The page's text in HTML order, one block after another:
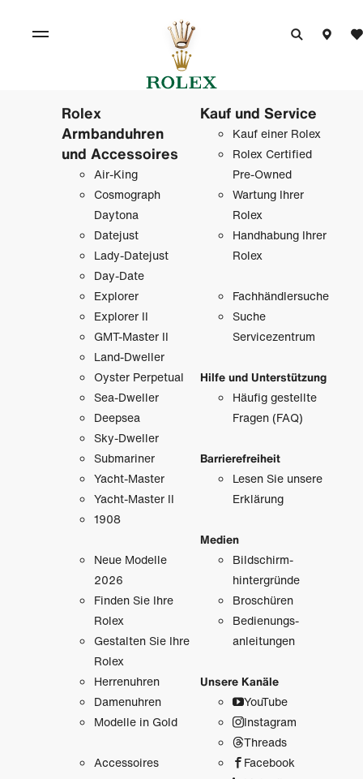
Rolex
Armbanduhren
und Accessoires
Air-King
Cosmograph
Daytona
Datejust
Lady-Datejust
Day-Date
Explorer
Explorer II
GMT-Master II
Land-Dweller
Oyster Perpetual
Sea-Dweller
Deepsea
Sky-Dweller
Submariner
Yacht-Master
Yacht-Master II
1908
Neue Modelle
2026
Finden Sie Ihre
Rolex
Gestalten Sie Ihre
Rolex
Herrenuhren
Damenuhren
Modelle in Gold
Accessoires
Kauf und Service
Kauf einer Rolex
Rolex Certified
Pre-Owned
Wartung Ihrer
Rolex
Handhabung Ihrer
Rolex
Fachhändlersuche
Suche
Servicezentrum
Hilfe und Unterstützung
Häufig gestellte
Fragen (FAQ)
Barrierefreiheit
Lesen Sie unsere
Erklärung
Medien
Bildschirm­
hintergründe
Broschüren
Bedienungs­
anleitungen
Unsere Kanäle
YouTube
Instagram
Threads
Facebook